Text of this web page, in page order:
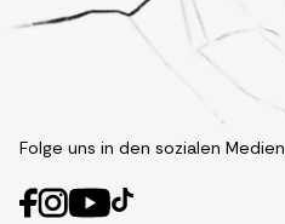
Folge uns in den sozialen Medien